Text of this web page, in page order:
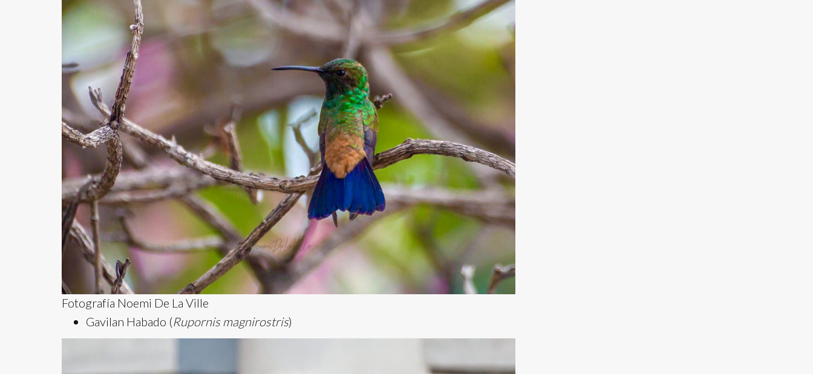
Fotografía Noemi De La Ville
Gavilan Habado (Rupornis magnirostris)